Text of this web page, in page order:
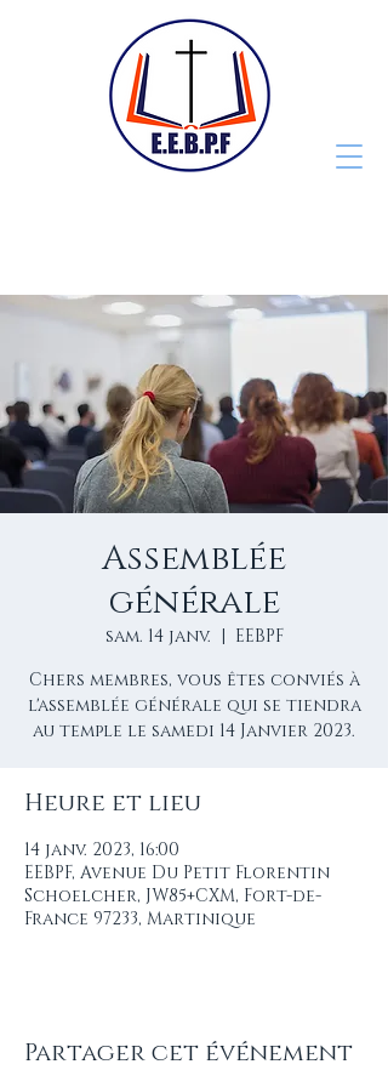
Assemblée
générale
sam. 14 janv.
  |
EEBPF
Chers membres, vous êtes conviés à
l'assemblée générale qui se tiendra
Heure et lieu
14 janv. 2023, 16:00
EEBPF, Avenue Du Petit Florentin
Schoelcher, JW85+CXM, Fort-de-
France 97233, Martinique
Partager cet événement